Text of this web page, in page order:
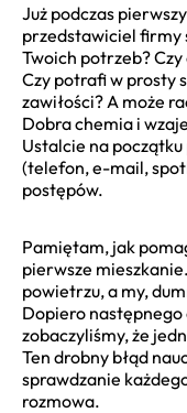
Już podczas
przedstawiciel firmy
Twoich potrzeb?
Czy potrafi w prosty
zawiłości? A może
Dobra chemia i
Ustalcie na
(telefon, e-mail,
postępów.
Pamiętam, jak
pierwsze
powietrzu, a my,
Dopiero
zobaczyliśmy, że
Ten drobny błąd
sprawdzanie
rozmowa.